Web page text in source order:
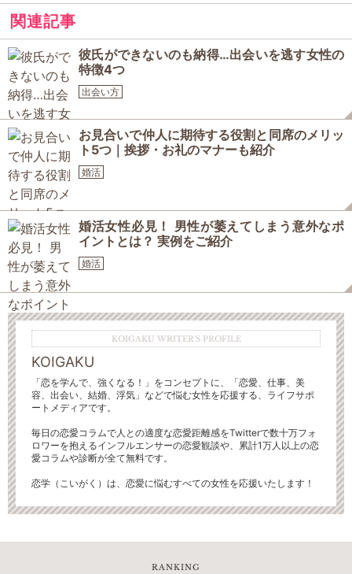
関連記事
彼氏ができないのも納得…出会いを逃す女性の
特徴4つ
出会い方
お見合いで仲人に期待する役割と同席のメリッ
ト5つ｜挨拶・お礼のマナーも紹介
婚活
婚活女性必見！ 男性が萎えてしまう意外なポ
イントとは？ 実例をご紹介
婚活
KOIGAKU WRITER'S PROFILE
KOIGAKU
「恋を学んで、強くなる！」をコンセプトに、「恋愛、仕事、美
容、出会い、結婚、浮気」などで悩む女性を応援する、ライフサポ
ートメディアです。
毎日の恋愛コラムで人との適度な恋愛距離感をTwitterで数十万フォ
ロワーを抱えるインフルエンサーの恋愛観談や、累計1万人以上の恋
愛コラムや診断が全て無料です。
恋学（こいがく）は、恋愛に悩むすべての女性を応援いたします！
RANKING